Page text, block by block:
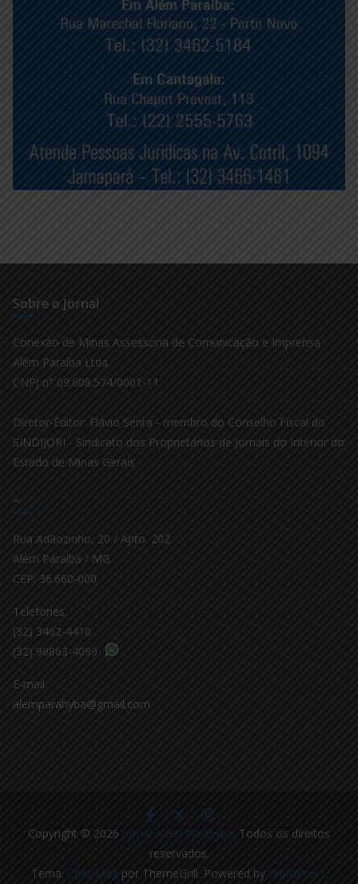
Sobre o Jornal
Conexão de Minas Assessoria de Comunicação e Imprensa
Além Paraíba Ltda.
CNPJ n° 09.608.574/0001-11
Diretor-Editor: Flávio Senra - membro do Conselho Fiscal do
SINDIJORI - Sindicato dos Proprietários de Jornais do Interior do
Estado de Minas Gerais
–
Rua Adãozinho, 20 / Apto. 202
Além Paraíba / MG
CEP: 36.660-000
Telefones:
(32) 3462-4410
(32) 98863-4099
E-mail:
alemparahyba@gmail.com
Copyright © 2026 Jornal Além Parahyba. Todos os direitos
reservados.
Tema: ColorMagpor ThemeGrill. Powered by WordPress.